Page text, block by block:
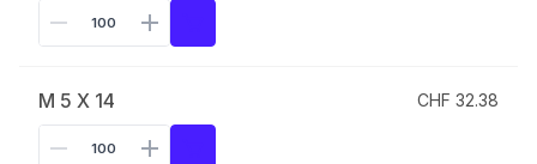
M 5 X 14 CHF 32.38